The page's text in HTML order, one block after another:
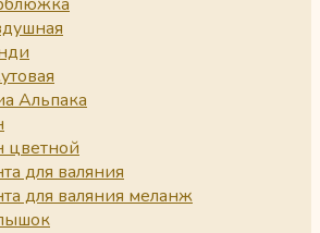
Альпака
цветной
для валяния
для валяния меланж